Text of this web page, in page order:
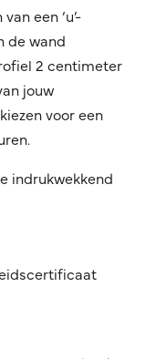
een ‘u’-
de wand
2 centimeter
jouw
voor een
indrukwekkend